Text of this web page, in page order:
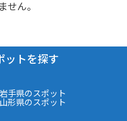
せん。
ットを探す
岩手県のスポット
山形県のスポット